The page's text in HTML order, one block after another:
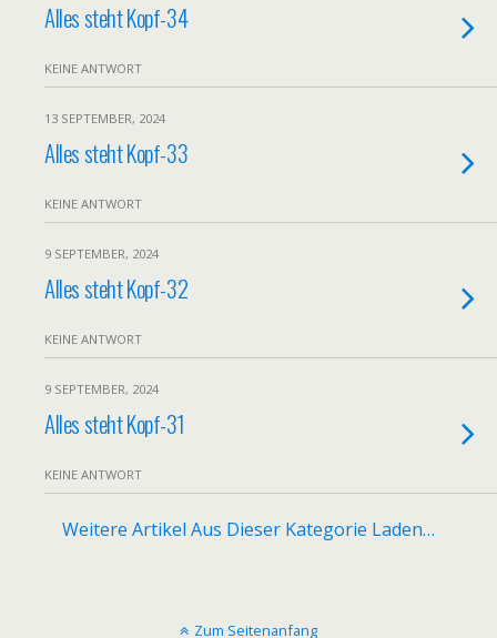
Alles steht Kopf-34
KEINE ANTWORT
13 SEPTEMBER, 2024
Alles steht Kopf-33
KEINE ANTWORT
9 SEPTEMBER, 2024
Alles steht Kopf-32
KEINE ANTWORT
9 SEPTEMBER, 2024
Alles steht Kopf-31
KEINE ANTWORT
Weitere Artikel Aus Dieser Kategorie Laden…
Zum Seitenanfang